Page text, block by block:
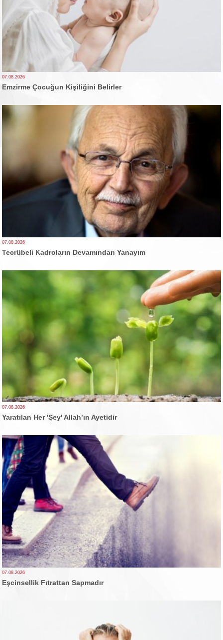
07.08.2026
Emzirme Çocuğun Kişiliğini Belirler
07.08.2026
Tecrübeli Kadroların Devamından Yanayım
07.08.2026
Yaratılan Her 'Şey' Allah’ın Ayetidir
07.08.2026
Eşcinsellik Fıtrattan Sapmadır